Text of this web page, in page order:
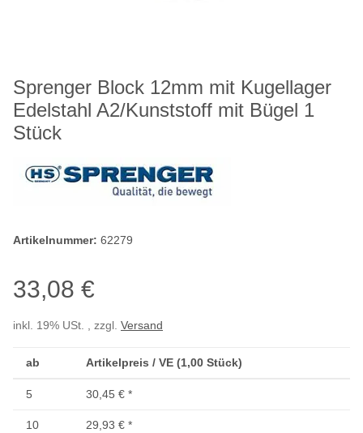
Sprenger Block 12mm mit Kugellager
Edelstahl A2/Kunststoff mit Bügel 1
Stück
Artikelnummer: 62279
33,08 €
inkl. 19% USt. , zzgl. Versand
ab Artikelpreis / VE (1,00 Stück)
5 30,45 € *
10 29,93 € *